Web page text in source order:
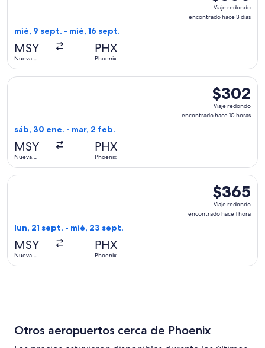
Viaje
redondo,
Viaje redondo
encontrado hace 3 días
mié, 9 sept. - mié, 16 sept.
MSY
Nueva
PHX
Phoenix
$302
Viaje
redondo,
$302
Viaje redondo
encontrado hace 10 horas
sáb, 30 ene. - mar, 2 feb.
MSY
Nueva
PHX
Phoenix
Seleccionar vuelo de JetBlue Airways, con salida el sáb,
$365
Viaje
redondo,
$365
Viaje redondo
encontrado hace 1 hora
lun, 21 sept. - mié, 23 sept.
MSY
Nueva
PHX
Phoenix
Seleccionar vuelo de Southwest Airlines, con salida el lun,
Otros aeropuertos cerca de Phoenix